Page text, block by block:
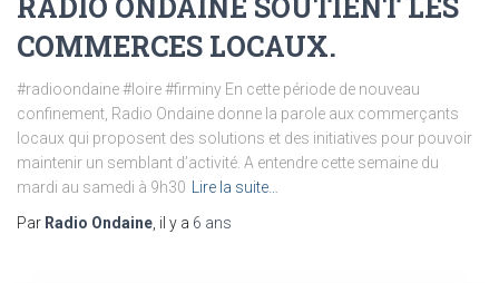
COMMERCES LOCAUX.
#radioondaine #loire #firminy En cette période de nouveau
confinement, Radio Ondaine donne la parole aux commerçants
locaux qui proposent des solutions et des initiatives pour pouvoir
maintenir un semblant d’activité. A entendre cette semaine du
mardi au samedi à 9h30
Lire la suite…
Par Radio Ondaine , il y a 6 ans